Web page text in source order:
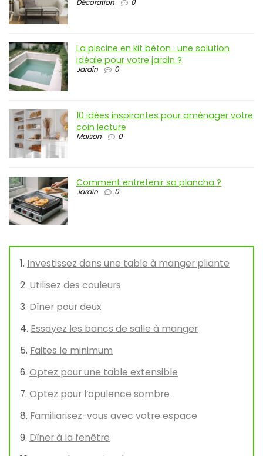
Décoration 0
La piscine en kit béton : une solution
idéale pour votre jardin ?
Jardin 0
10 idées inspirantes pour aménager votre
coin lecture
Maison 0
Comment entretenir sa plancha ?
Jardin 0
Investissez dans une table à manger pliante
Utilisez des couleurs
Dîner pour deux
Essayez les bancs de salle à manger
Faites le minimum
Optez pour une table extensible
Optez pour l’opulence sombre
Familiarisez-vous avec votre espace
Dîner à la fenêtre